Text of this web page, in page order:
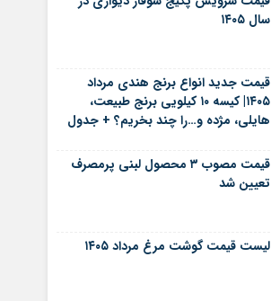
سال ۱۴۰۵
قیمت جدید انواع برنج هندی مرداد
۱۴۰۵| کیسه ۱۰ کیلویی برنج طبیعت،
هایلی، مژده و…را چند بخریم؟ + جدول
قیمت مصوب ۳ محصول لبنی پرمصرف
تعیین شد
لیست قیمت گوشت مرغ مرداد ۱۴۰۵